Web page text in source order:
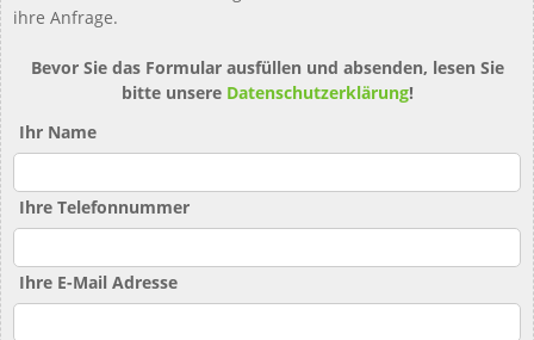
ihre Anfrage.
Bevor Sie das Formular ausfüllen und absenden, lesen Sie
bitte unsere Datenschutzerklärung!
Ihr Name
Ihre Telefonnummer
Ihre E-Mail Adresse